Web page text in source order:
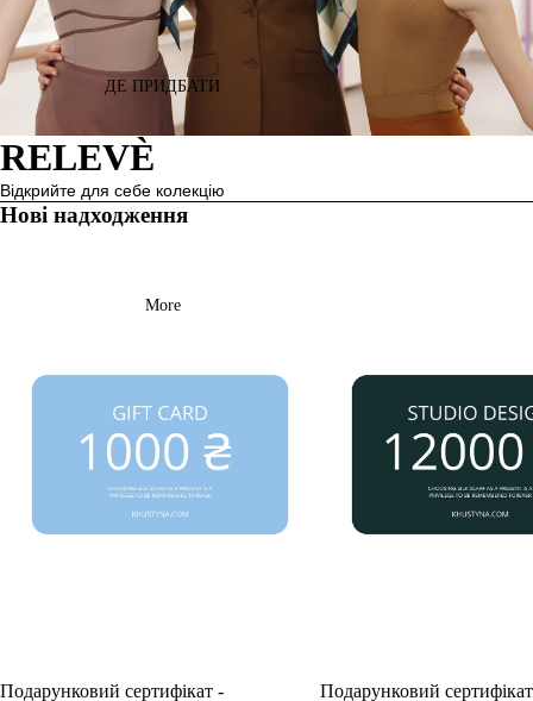
ДЕ ПРИДБАТИ
More
RELEVÈ
Відкрийте для себе колекцію
Нові надходження
Подарунковий сертифікат - Подарунковий